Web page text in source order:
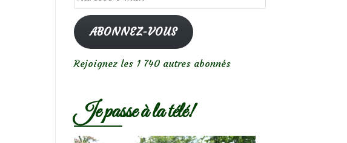
e-
mailABONNEZ-VOUS
Rejoignez les 1 740 autres abonnés
Je passe à la télé!